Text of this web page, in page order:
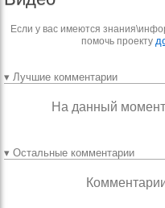
Если у вас имеются
помочь проекту
▾ Лучшие комментарии
На данный
▾ Остальные комментарии